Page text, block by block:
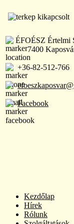
ÉFOÉSZ Értelmi
7400 Kaposvár,
+36-82-512-766
Facebook
Kezdőlap
Hírek
Rólunk